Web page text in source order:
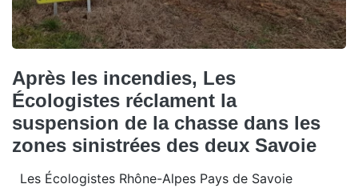
Après les incendies, Les
Écologistes réclament la
suspension de la chasse dans les
zones sinistrées des deux Savoie
Les Écologistes Rhône-Alpes Pays de Savoie